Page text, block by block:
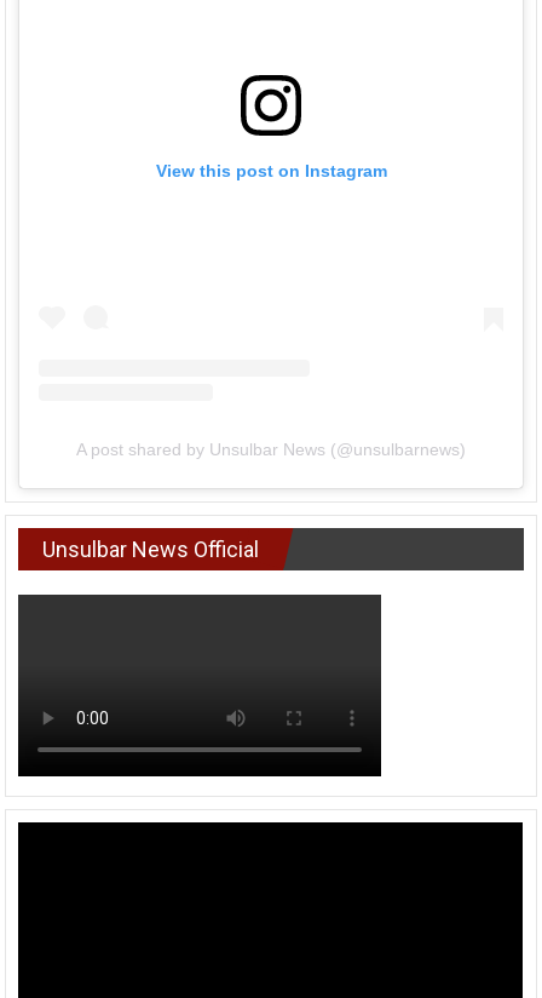
View this post on Instagram
A post shared by Unsulbar News (@unsulbarnews)
Unsulbar News Official